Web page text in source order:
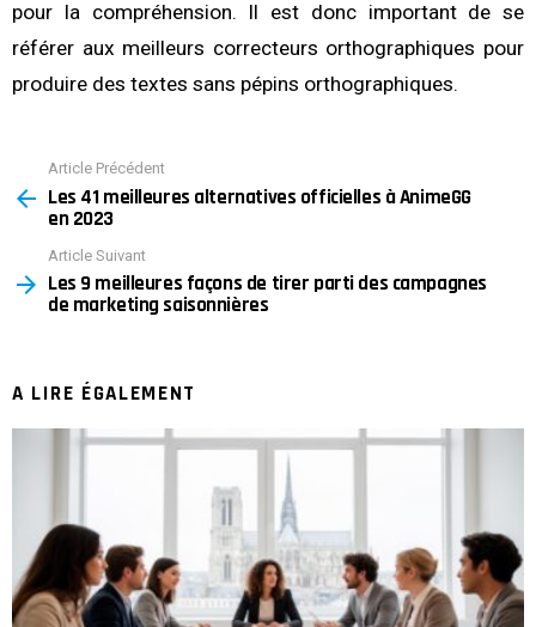
pour la compréhension. Il est donc important de se
référer aux meilleurs correcteurs orthographiques pour
produire des textes sans pépins orthographiques.
more
Article Précédent
Les 41 meilleures alternatives officielles à AnimeGG
en 2023
Article Suivant
Les 9 meilleures façons de tirer parti des campagnes
de marketing saisonnières
A LIRE ÉGALEMENT